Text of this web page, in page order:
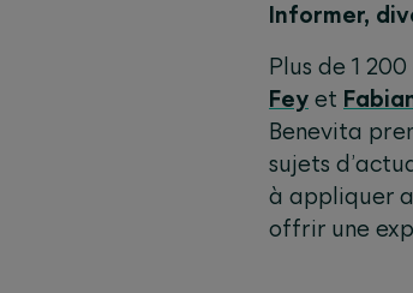
Informer,
Plus de 1
Fey et
Benevita
sujets
à appliquer
offrir une